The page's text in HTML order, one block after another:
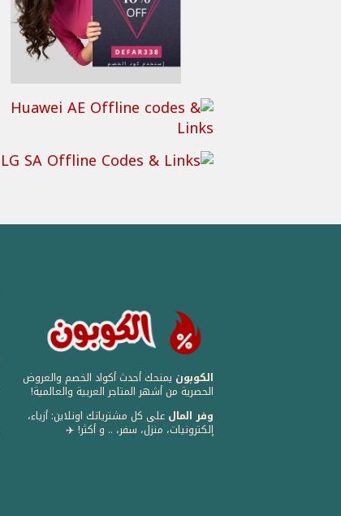
الكوبون يمنحك أحدث أكواد الخصم والعروض
الحصرية من أشهر المتاجر العربية والعالمية! ️
وفر المال على كل مشترياتك اونلاين: أزياء،
إلكترونيات، منزل، سفر، .. و أكثر! ✈️